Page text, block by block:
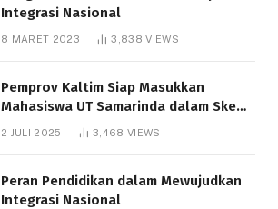
Integrasi Nasional
8 MARET 2023 3,838VIEWS
Pemprov Kaltim Siap Masukkan
Mahasiswa UT Samarinda dalam Skema
Bantuan Pendidikan Gratispol
2 JULI 2025 3,468 VIEWS
Peran Pendidikan dalam Mewujudkan
Integrasi Nasional